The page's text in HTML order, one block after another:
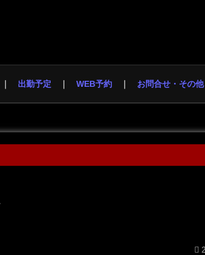
出勤予定 WEB予約 お問合せ・その他